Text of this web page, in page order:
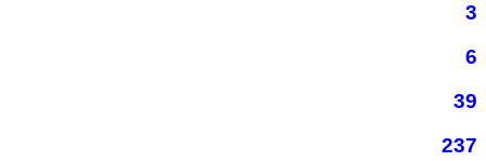
3
6
39
237